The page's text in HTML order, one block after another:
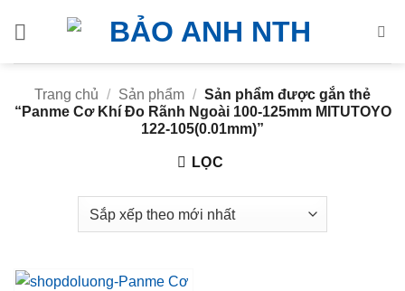
Trang chủ
/ Sản phẩm / Sản phẩm được gắn thẻ
“Panme Cơ Khí Đo Rãnh Ngoài 100-125mm MITUTOYO
122-105(0.01mm)”
LỌC